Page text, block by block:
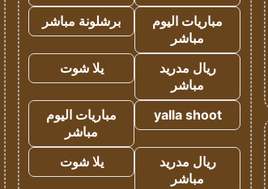
مباريات اليوم
مباشر
برشلونة مباشر
ريال مدريد
مباشر
يلا شوت
yalla shoot
مباريات اليوم
مباشر
ريال مدريد
مباشر
يلا شوت